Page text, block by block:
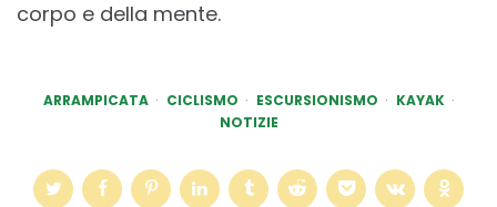
corpo e della mente.
ARRAMPICATA CICLISMO ESCURSIONISMO
KAYAK
NOTIZIE